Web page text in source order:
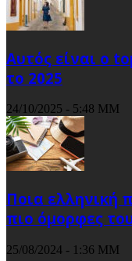
Αυτός είναι ο
το 2025
24/10/2025 - 5:48 ΜΜ
Ποια ελληνική
πιο όμορφες
25/08/2024 - 1:36 ΜΜ